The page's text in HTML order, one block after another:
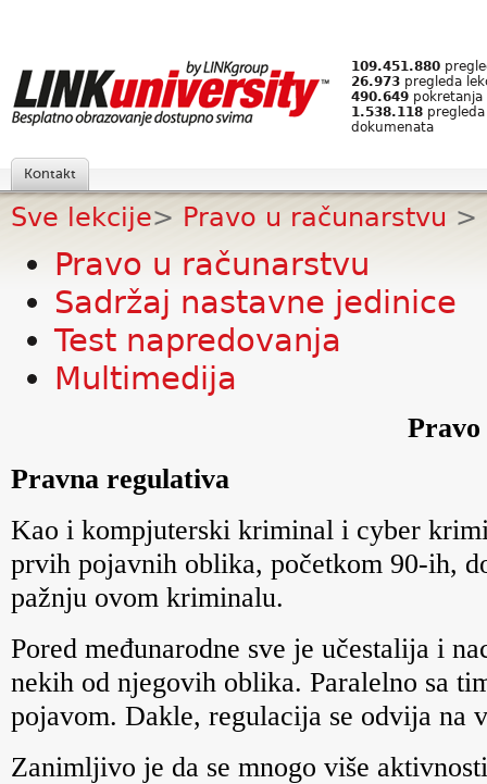
109.451.880
26.973 pregleda
490.649 pokretanja
1.538.118
dokumenata
Kontakt
Sve lekcije> Pravo u računarstvu >
Pravo u računarstvu
Sadržaj nastavne jedinice
Test napredovanja
Multimedija
Pravna regulativa
Kao i kompjuterski kriminal i cyber
prvih pojavnih oblika, početkom 90-ih,
pažnju ovom kriminalu.
Pored međunarodne sve je učestalija i
nekih od njegovih oblika. Paralelno sa
pojavom. Dakle, regulacija se odvija na
Zanimljivo je da se mnogo više